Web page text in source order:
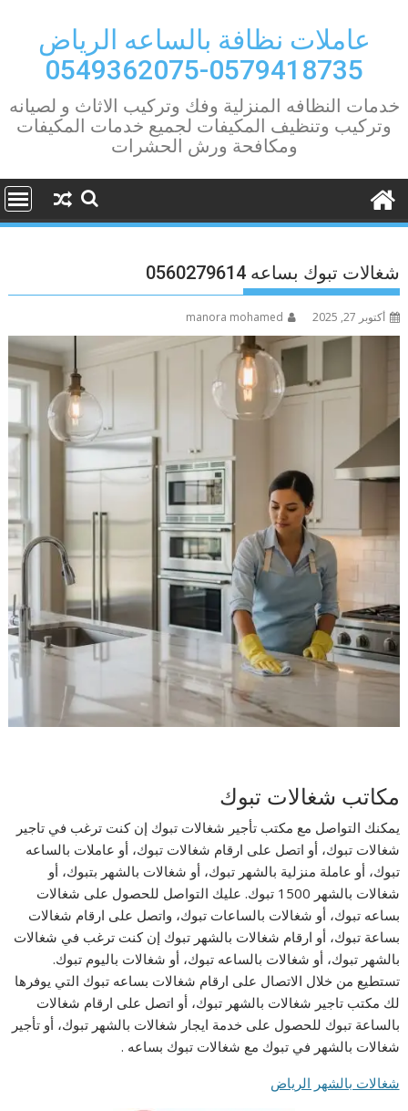
contentعاملات نظافة بالساعه الرياض
0579418735-0549362075
خدمات النظافه المنزلية وفك وتركيب الاثاث و لصيانه
وتركيب وتنظيف المكيفات لجميع خدمات المكيفات
ومكافحة ورش الحشرات
شغالات تبوك بساعه 0560279614
أكتوبر 27, 2025 manora mohamed
مكاتب شغالات تبوك
يمكنك التواصل مع مكتب تأجير شغالات تبوك إن كنت ترغب في تاجير
شغالات تبوك، أو اتصل على ارقام شغالات تبوك، أو عاملات بالساعه
تبوك، أو عاملة منزلية بالشهر تبوك، أو شغالات بالشهر بتبوك، أو
شغالات بالشهر 1500 تبوك. عليك التواصل للحصول على شغالات
بساعه تبوك، أو شغالات بالساعات تبوك، واتصل على ارقام شغالات
بساعة تبوك، أو ارقام شغالات بالشهر تبوك إن كنت ترغب في شغالات
بالشهر تبوك، أو شغالات بالساعه تبوك، أو شغالات باليوم تبوك.
تستطيع من خلال الاتصال على ارقام شغالات بساعه تبوك التي يوفرها
لك مكتب تاجير شغالات بالشهر تبوك، أو اتصل على ارقام شغالات
بالساعة تبوك للحصول على خدمة ايجار شغالات بالشهر تبوك، أو تأجير
شغالات بالشهر في تبوك مع شغالات تبوك بساعه .
شغالات بالشهر الرياض